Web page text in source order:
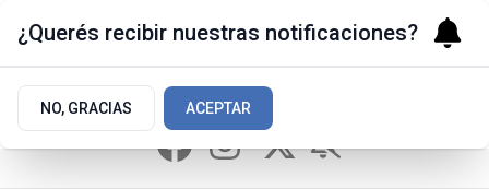
¿Querés recibir nuestras notificaciones?
NO, GRACIAS ACEPTAR